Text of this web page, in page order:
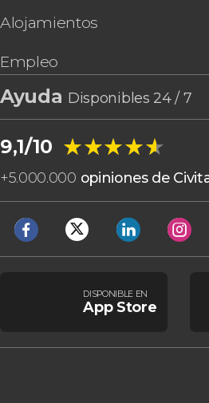
Alojamientos
Empleo
Ayuda Disponibles 24 / 7
9,1/10 ★★★★★
★★★★★
+5.000.000 opiniones de
DISPONIBLE EN
App Store